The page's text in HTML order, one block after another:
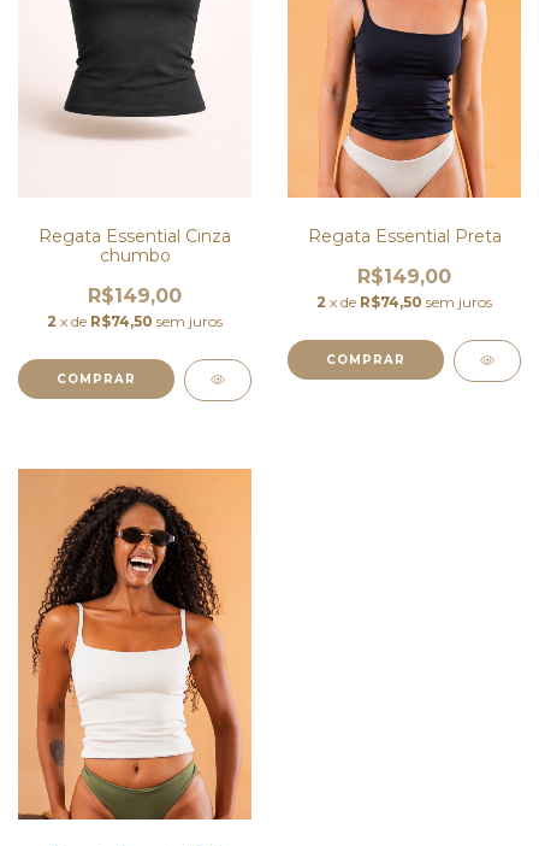
Regata Essential Cinza
chumbo
R$149,00
2 x de R$74,50 sem juros
COMPRAR
Regata Essential Preta
R$149,00
2 x de R$74,50 sem juros
COMPRAR